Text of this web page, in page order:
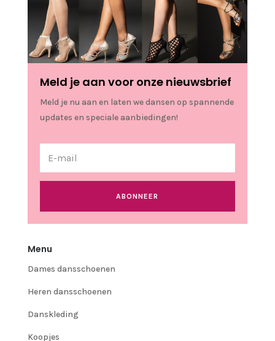
Meld je aan voor onze nieuwsbrief
Meld je nu aan en laten we dansen op spannende
updates en speciale aanbiedingen!
ABONNEER
Menu
Dames dansschoenen
Heren dansschoenen
Danskleding
Koopjes